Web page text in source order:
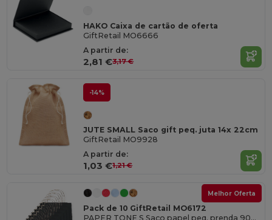
HAKO Caixa de cartão de oferta
GiftRetail MO6666
A partir de:
2,81 €3,17 €
-14%
JUTE SMALL Saco gift peq. juta 14x 22cm
GiftRetail MO9928
A partir de:
1,03 €1,21 €
Melhor Oferta
Pack de 10 GiftRetail MO6172
PAPER TONE S Saco papel peq. prenda 90g/m²